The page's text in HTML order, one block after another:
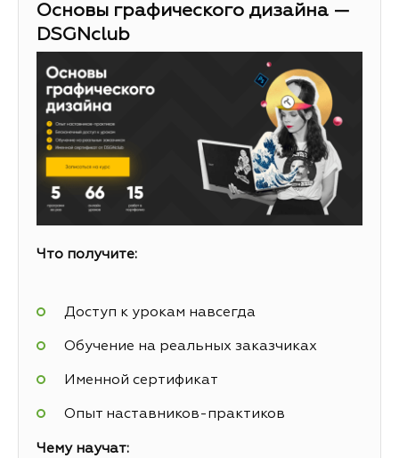
Основы графического дизайна —
DSGNclub
Что получите:
Доступ к урокам навсегда
Обучение на реальных заказчиках
Именной сертификат
Опыт наставников-практиков
Чему научат: